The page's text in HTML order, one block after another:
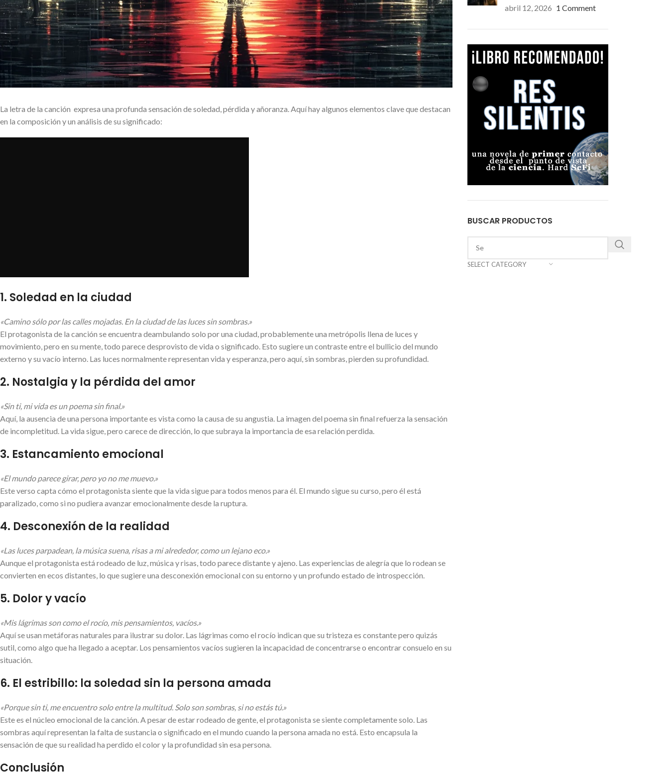
La letra de la canción expresa una profunda sensación de soledad, pérdida y añoranza. Aquí hay algunos elementos clave que destacan
en la composición y un análisis de su significado:
1. Soledad en la ciudad
«Camino sólo por las calles mojadas. En la ciudad de las luces sin sombras.»
El protagonista de la canción se encuentra deambulando solo por una ciudad, probablemente una metrópolis llena de luces y
movimiento, pero en su mente, todo parece desprovisto de vida o significado. Esto sugiere un contraste entre el bullicio del mundo
externo y su vacío interno. Las luces normalmente representan vida y esperanza, pero aquí, sin sombras, pierden su profundidad.
2. Nostalgia y la pérdida del amor
«Sin ti, mi vida es un poema sin final.»
Aquí, la ausencia de una persona importante es vista como la causa de su angustia. La imagen del poema sin final refuerza la sensación
de incompletitud. La vida sigue, pero carece de dirección, lo que subraya la importancia de esa relación perdida.
3. Estancamiento emocional
«El mundo parece girar, pero yo no me muevo.»
Este verso capta cómo el protagonista siente que la vida sigue para todos menos para él. El mundo sigue su curso, pero él está
paralizado, como si no pudiera avanzar emocionalmente desde la ruptura.
4. Desconexión de la realidad
«Las luces parpadean, la música suena, risas a mi alrededor, como un lejano eco.»
Aunque el protagonista está rodeado de luz, música y risas, todo parece distante y ajeno. Las experiencias de alegría que lo rodean se
convierten en ecos distantes, lo que sugiere una desconexión emocional con su entorno y un profundo estado de introspección.
5. Dolor y vacío
«Mis lágrimas son como el rocío, mis pensamientos, vacíos.»
Aquí se usan metáforas naturales para ilustrar su dolor. Las lágrimas como el rocío indican que su tristeza es constante pero quizás
sutil, como algo que ha llegado a aceptar. Los pensamientos vacíos sugieren la incapacidad de concentrarse o encontrar consuelo en su
situación.
6. El estribillo: la soledad sin la persona amada
«Porque sin ti, me encuentro solo entre la multitud. Solo son sombras, si no estás tú.»
Este es el núcleo emocional de la canción. A pesar de estar rodeado de gente, el protagonista se siente completamente solo. Las
sombras aquí representan la falta de sustancia o significado en el mundo cuando la persona amada no está. Esto encapsula la
sensación de que su realidad ha perdido el color y la profundidad sin esa persona.
Conclusión
abril 12, 2026 1 Comment
BUSCAR PRODUCTOS
SELECT CATEGORY